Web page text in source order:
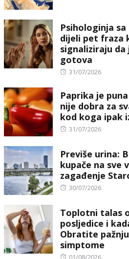
Psihologinja
dijeli pet fraza
signaliziraju da
gotova
Posted
31/07/2026
Paprika je
nije dobra za
kod koga ipak
Posted
31/07/2026
Previše urina:
kupače na sve
zagađenje
Posted
30/07/2026
Toplotni talas
posljedice i
Obratite
simptome
Posted
01/08/2026